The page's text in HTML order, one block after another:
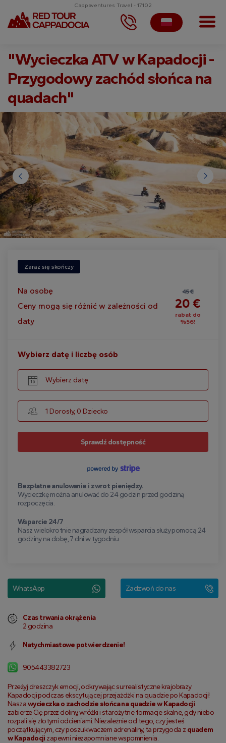
Cappaventures Travel - 17102
"Wycieczka ATV w Kapadocji -
Przygodowy zachód słońca na
quadach"
Przeżyj dreszczyk emocji, odkrywając surrealistyczne krajobrazy
Kapadocji podczas ekscytującej przejażdżki na quadzie po Kapadocji!
Nasza wycieczka o zachodzie słońca na quadzie w Kapadocji
zabierze Cię przez doliny, wróżki i starożytne formacje skalne, gdy niebo
rozpali się złotymi odcieniami. Niezależnie od tego, czy jesteś
początkującym, czy poszukiwaczem adrenaliny, ta przygoda z quadem
w Kapadocji zapewni niezapomniane wspomnienia.
Zaraz się skończy
Na osobę
Ceny mogą się różnić w zależności od
daty
45 €
20 €
rabat do
%56!
Wybierz datę i liczbę osób
Wybierz datę
1 Dorosły, 0 Dziecko
Sprawdź dostępność
Bezpłatne anulowanie i zwrot pieniędzy.
Wycieczkę można anulować do 24 godzin przed godziną
rozpoczęcia.
Wsparcie 24/7
Nasz wielokrotnie nagradzany zespół wsparcia służy pomocą 24
godziny na dobę, 7 dni w tygodniu.
WhatsApp Zadzwoń do nas
Czas trwania okrążenia
2 godzina
Natychmiastowe potwierdzenie!
905443382723